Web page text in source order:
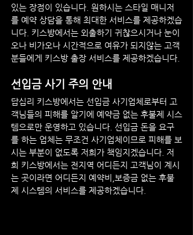
있는 장점이 있습니다. 원하시는 스타일 매니저
를 예약 상담을 통해 최대한 서비스를 제공하겠습
니다. 키스방에서는 외출하기 귀찮으시거나 눈이
오나 비가오나 시간적으로 여유가 되지않는 고객
분들에게 키스방 출장 서비스를 제공하겠습니다.
선입금 사기 주의 안내
답십리 키스방에서는 선입금 사기업체로부터 고
객님들의 피해를 알기에 예약금 없는 후불제 시스
템으로만 운영하고 있습니다. 선입금 돈을 요구
를 하는 업체는 무조건 사기업체이므로 피해를 보
시는 부분이 없도록 저희가 책임지겠습니다. 저
희 키스방에서는 전지역 어디든지 고객님이 계시
는 곳이라면 어디든지 예약비,보증금 없는 후불
제 시스템의 서비스를 제공하겠습니다.